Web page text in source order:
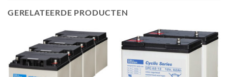
GERELATEERDE PRODUCTEN